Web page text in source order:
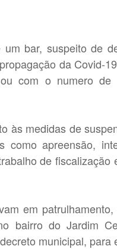
bar, suspeito de
da Covid-
com o numero de
às medidas de
como apreensão,
de
em
bairro do Jardim
municipal,